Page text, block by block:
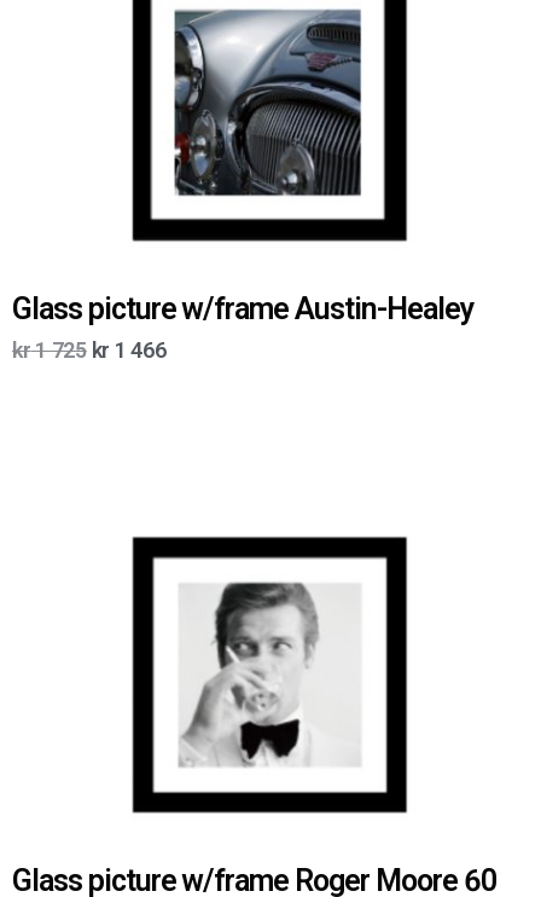
Glass picture w/frame Austin-Healey
kr1 725 kr 1 466
Glass picture w/frame Roger Moore 60